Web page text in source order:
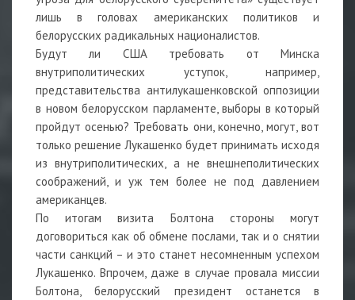
лишь в головах американских политиков и
белорусских радикальных националистов.
Будут ли США требовать от Минска
внутриполитических уступок, например,
представительства антилукашенковской оппозиции
в новом белорусском парламенте, выборы в который
пройдут осенью? Требовать они, конечно, могут, вот
только решение Лукашенко будет принимать исходя
из внутриполитических, а не внешнеполитических
соображений, и уж тем более не под давлением
американцев.
По итогам визита Болтона стороны могут
договориться как об обмене послами, так и о снятии
части санкций – и это станет несомненным успехом
Лукашенко. Впрочем, даже в случае провала миссии
Болтона, белорусский президент останется в